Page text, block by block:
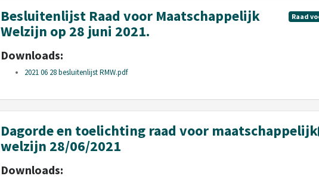
Raad
Besluitenlijst Raad voor Maatschappelijk
Welzijn op 28 juni 2021.
Downloads:
2021 06 28 besluitenlijst RMW.pdf
Dagorde en toelichting raad voor maatschappelijk
welzijn 28/06/2021
Downloads: